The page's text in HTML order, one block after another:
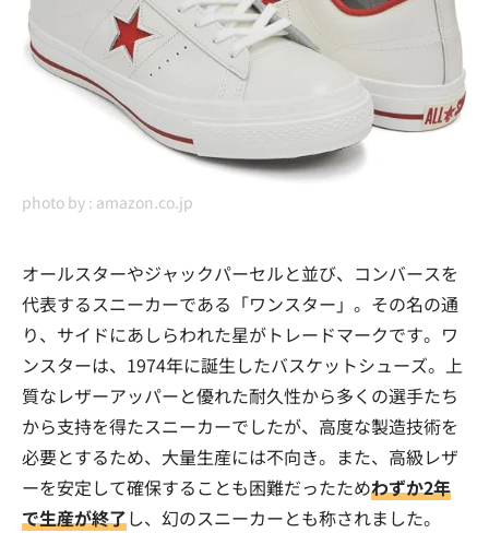
photo by : amazon.co.jp
オールスターやジャックパーセルと並び、コンバースを
代表するスニーカーである「ワンスター」。その名の通
り、サイドにあしらわれた星がトレードマークです。ワ
ンスターは、1974年に誕生したバスケットシューズ。上
質なレザーアッパーと優れた耐久性から多くの選手たち
から支持を得たスニーカーでしたが、高度な製造技術を
必要とするため、大量生産には不向き。また、高級レザ
ーを安定して確保することも困難だったためわずか2年
で生産が終了し、幻のスニーカーとも称されました。